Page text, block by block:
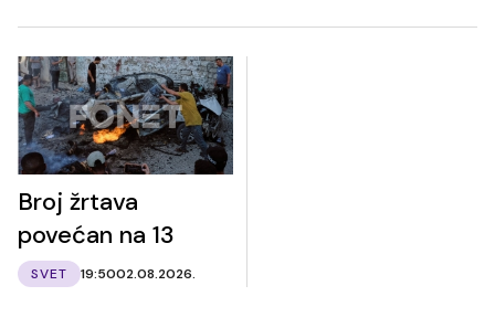
Broj žrtava
povećan na 13
SVET 19:5002.08.2026.